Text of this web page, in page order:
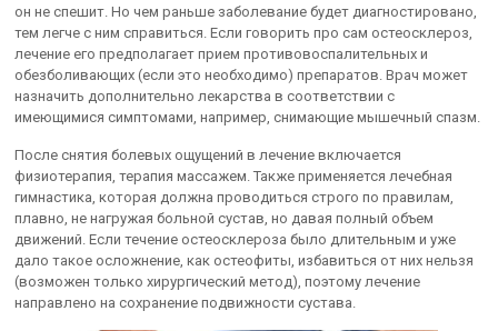
он не спешит. Но чем раньше заболевание будет диагностировано,
тем легче с ним справиться. Если говорить про сам остеосклероз,
лечение его предполагает прием противовоспалительных и
обезболивающих (если это необходимо) препаратов. Врач может
назначить дополнительно лекарства в соответствии с
имеющимися симптомами, например, снимающие мышечный спазм.
После снятия болевых ощущений в лечение включается
физиотерапия, терапия массажем. Также применяется лечебная
гимнастика, которая должна проводиться строго по правилам,
плавно, не нагружая больной сустав, но давая полный объем
движений. Если течение остеосклероза было длительным и уже
дало такое осложнение, как остеофиты, избавиться от них нельзя
(возможен только хирургический метод), поэтому лечение
направлено на сохранение подвижности сустава.